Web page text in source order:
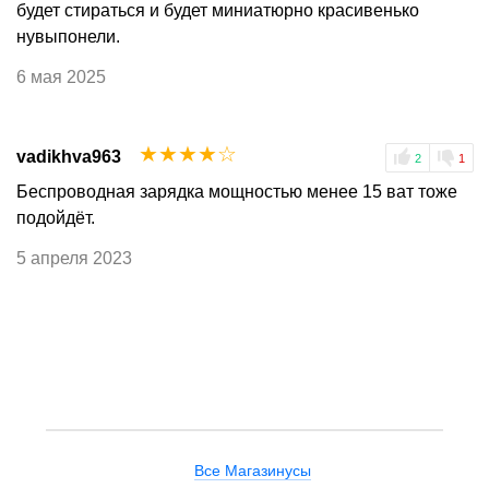
будет стираться и будет миниатюрно красивенько
нувыпонели.
6 мая 2025
vadikhva963 2 1
☆
☆
☆
☆
☆
Беспроводная зарядка мощностью менее 15 ват тоже
подойдёт.
5 апреля 2023
Все Магазинусы